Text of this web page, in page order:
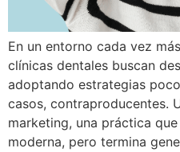
En un entorno cada vez
clínicas dentales buscan
adoptando estrategias
casos, contraproducentes.
marketing, una práctica
moderna, pero termina